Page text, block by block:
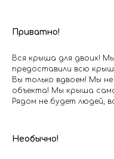
Приватно!
Вся крыша для двоих!
предоставили всю
Вы только вдвоем! Мы
объекта! Мы крыша
Рядом не будет людей,
Необычно!